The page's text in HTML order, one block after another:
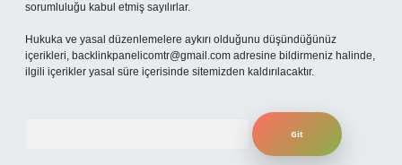
sorumluluğu kabul etmiş sayılırlar.
Hukuka ve yasal düzenlemelere aykırı olduğunu düşündüğünüz
içerikleri, backlinkpanelicomtr@gmail.com adresine bildirmeniz halinde,
ilgili içerikler yasal süre içerisinde sitemizden kaldırılacaktır.